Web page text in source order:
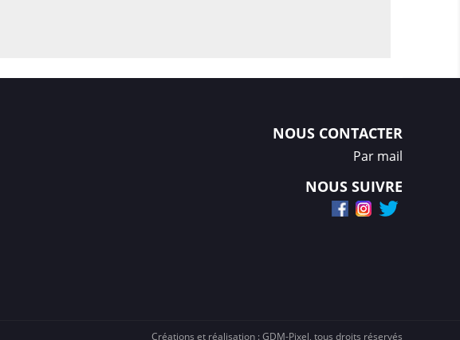
NOUS CONTACTER
Par mail
NOUS SUIVRE
Créations et réalisation :GDM-Pixel, tous droits réservés